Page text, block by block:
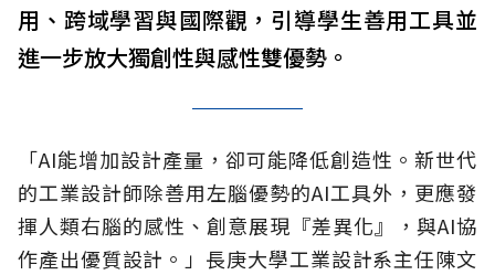
用、跨域學習與國際觀，引導學生善用工具並
進一步放大獨創性與感性雙優勢。
「AI能增加設計產量，卻可能降低創造性。新世代
的工業設計師除善用左腦優勢的AI工具外，更應發
揮人類右腦的感性、創意展現『差異化』，與AI協
作產出優質設計。」長庚大學工業設計系主任陳文